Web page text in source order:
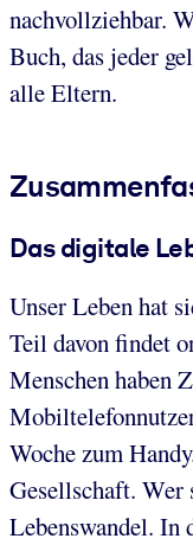
nachvollziehbar.
Buch, das jeder
alle Eltern.
Das digitale
Unser Leben hat
Teil davon findet
Menschen haben
Woche zum
Gesellschaft. Wer
Lebenswandel. In